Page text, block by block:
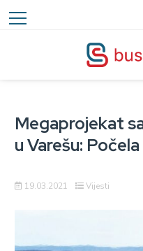
Megaprojekat
u Varešu:
19.03.2021 Vijesti